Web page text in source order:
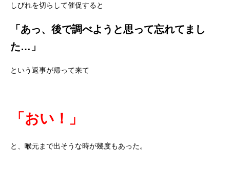
しびれを切らして催促すると
「あっ、後で調べようと思って忘れてまし
た…」
という返事が帰って来て
「おい！」
と、喉元まで出そうな時が幾度もあった。